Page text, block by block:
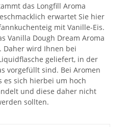
das Longfill Aroma
erwartet Sie hier
mit Vanille-Eis.
Vanilla Dough Dream Aroma
Daher wird Ihnen bei
geliefert, in der
vorgefüllt sind. Bei Aromen
es sich hierbei um hoch
und diese daher nicht
sollten.